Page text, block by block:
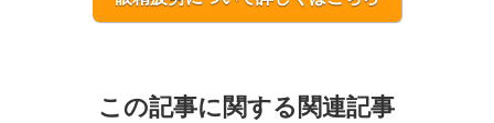
この記事に関する関連記事